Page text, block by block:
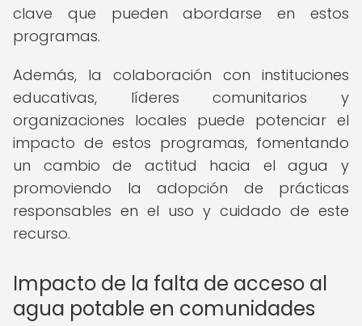
clave que pueden abordarse en estos
programas.
Además, la colaboración con instituciones
educativas, líderes comunitarios y
organizaciones locales puede potenciar el
impacto de estos programas, fomentando
un cambio de actitud hacia el agua y
promoviendo la adopción de prácticas
responsables en el uso y cuidado de este
recurso.
Impacto de la falta de acceso al
agua potable en comunidades